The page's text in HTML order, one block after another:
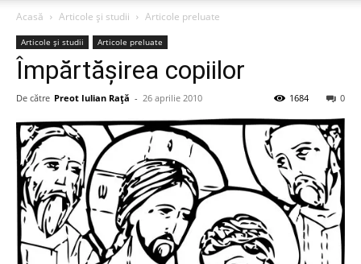
Acasă
Articole şi studii Articole preluate
Articole şi studii Articole preluate
Împărtăşirea copiilor
De către Preot Iulian Raţă - 26 aprilie 2010 0
1684